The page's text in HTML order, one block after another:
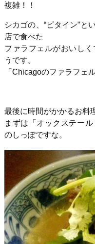
複雑！！
シカゴの、“ピタイン”と
店で食べた
ファラフェルがおいし
うです。
「 Chicagoのファラフェ
最後に時間がかかるお料
まずは「オックステー
のしっぽですな。